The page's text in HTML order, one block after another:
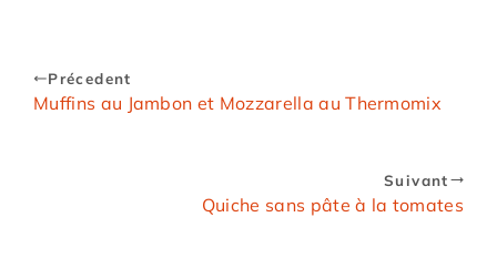
Précedent
Muffins au Jambon et Mozzarella au Thermomix
Suivant
Quiche sans pâte à la tomates